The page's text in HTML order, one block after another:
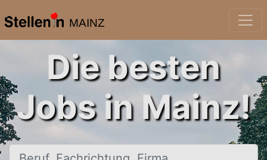
MAINZ
Die besten
Jobs in Mainz!
Beruf, Fachrichtung, Firma